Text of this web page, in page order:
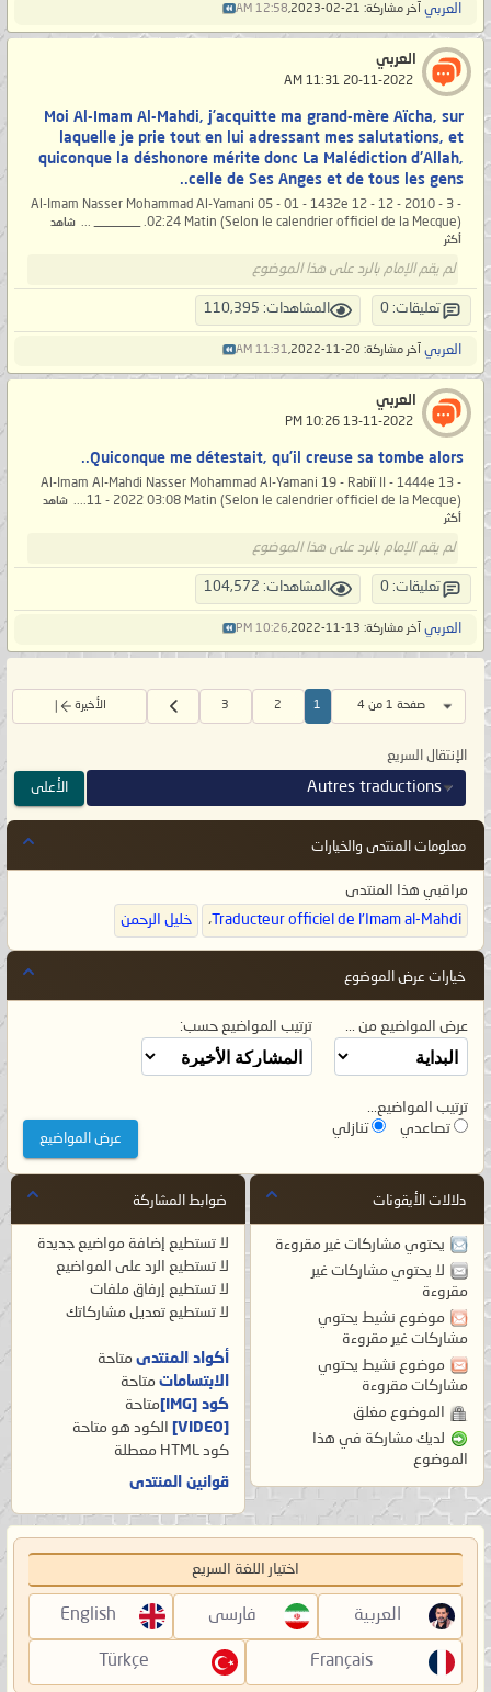
العربي آخر مشاركة: 21-02-2023, 12:58 AM
العربي
Moi Al-Imam Al-Mahdi, j’acquitte ma grand-mère Aïcha, sur
laquelle je prie tout en lui adressant mes salutations, et
quiconque la déshonore mérite donc La Malédiction d'Allah,
celle de Ses Anges et de tous les gens..
- 3 - Al-Imam Nasser Mohammad Al-Yamani 05 - 01 - 1432e 12 - 12 - 2010
02:24 Matin (Selon le calendrier officiel de la Mecque). _______ ...
شاهد
أكثر
لم يقم الإمام بالرد على هذا الموضوع
تعليقات: 0 المشاهدات: 110,395
العربي آخر مشاركة: 20-11-2022, 11:31 AM
العربي
Quiconque me détestait, qu’il creuse sa tombe alors..
Al-Imam Al-Mahdi Nasser Mohammad Al-Yamani 19 - Rabiï II - 1444e 13 -
11 - 2022 03:08 Matin (Selon le calendrier officiel de la Mecque)....
شاهد
أكثر
لم يقم الإمام بالرد على هذا الموضوع
تعليقات: 0 المشاهدات: 104,572
العربي آخر مشاركة: 13-11-2022, 10:26 PM
صفحة 1 من 4 1
2
3 الأخيرة
الإنتقال السريع
Autres traductions الأعلى
معلومات المنتدى والخيارات
مراقبي هذا المنتدى
Traducteur officiel de l'Imam al-Mahdi ، خليل الرحمن
خيارات عرض الموضوع
عرض المواضيع من ... ترتيب المواضيع حسب:
ترتيب المواضيع...
تصاعدي
تنازلي
دلالات الأيقونات
يحتوي مشاركات غير مقروءة
لا يحتوي مشاركات غير
مقروءة
موضوع نشيط يحتوي
مشاركات غير مقروءة
موضوع نشيط يحتوي
مشاركات مقروءة
الموضوع مغلق
لديك مشاركة في هذا
الموضوع
ضوابط المشاركة
لا تستطيع إضافة مواضيع جديدة
لا تستطيع الرد على المواضيع
لا تستطيع إرفاق ملفات
لا تستطيع تعديل مشاركاتك
أكواد المنتدى متاحة
الابتسامات متاحة
كود [IMG]
متاحة
[VIDEO]
الكود هو متاحة
كود HTML
معطلة
قوانين المنتدى
اختيار اللغة السريع
العربية فارسی English
Français
Türkçe